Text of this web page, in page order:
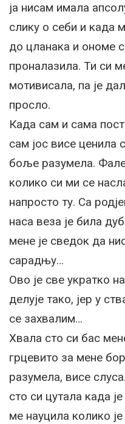
ја нисам имала
слику о себи и када
до цланака и ономе
проналазила. Ти си
мотивисала, па је
просло.
Када сам и сама
сам јос висе ценила
боље разумела.
колико си ми се
напросто ту. Са
наса веза је била
мене је сведок да
сарадњу…
Ово је све укратко
делује тако, јер у
се захвалим…
Хвала сто си бас
грцевито за мене
разумела, висе
сто си цутала када
ме науцила колико